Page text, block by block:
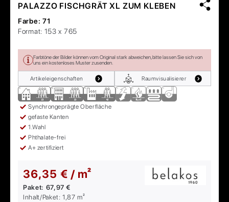
PALAZZO FISCHGRÄT XL ZUM KLEBEN
Farbe: 71
Format: 153 x 765
Farbtöne der Bilder können vom Original stark abweichen, bitte lassen Sie sich von
uns ein kostenloses Muster zusenden.
Artikeleigenschaften Raumvisualisierer
Synchrongeprägte Oberfläche
gefaste Kanten
1.Wahl
Phthalate-frei
A+ zertifiziert
36,35 € / m²
Paket: 67,97 €
Inhalt/Paket:1,87 m²